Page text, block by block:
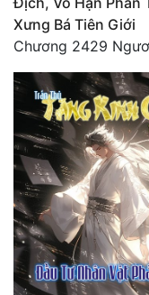
Xưng Bá Tiên Giới